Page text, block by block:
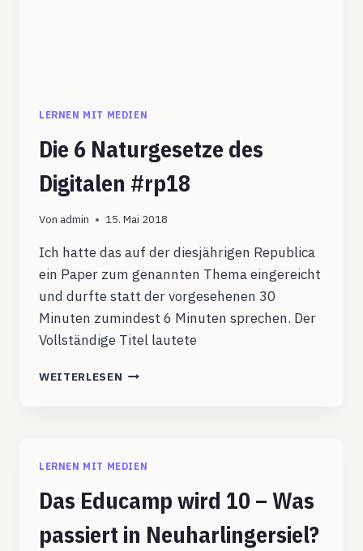
LERNEN MIT MEDIEN
Die 6 Naturgesetze des
Digitalen #rp18
Von admin 15. Mai 2018
Ich hatte das auf der diesjährigen Republica
ein Paper zum genannten Thema eingereicht
und durfte statt der vorgesehenen 30
Minuten zumindest 6 Minuten sprechen. Der
Vollständige Titel lautete
WEITERLESEN DIE
LERNEN MIT MEDIEN
Das Educamp wird 10 – Was
passiert in Neuharlingersiel?